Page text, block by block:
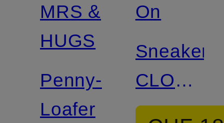
MRS &
HUGS
Penny-
Loafer
On
Sneaker
CLOUD
6